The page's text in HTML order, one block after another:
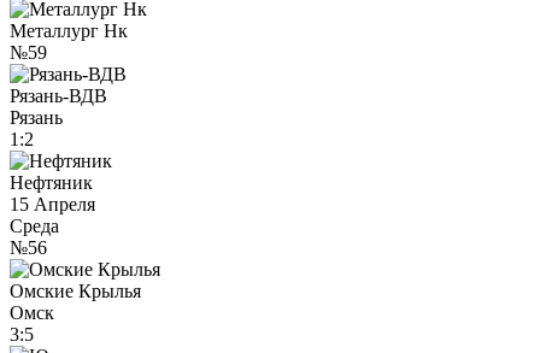
Металлург Нк
№59
Рязань-ВДВ
Рязань
1:2
Нефтяник
15 Апреля
Среда
№56
Омские Крылья
Омск
3:5